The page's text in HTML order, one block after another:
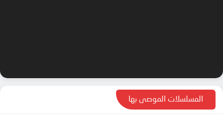
المسلسلات الموصى بها